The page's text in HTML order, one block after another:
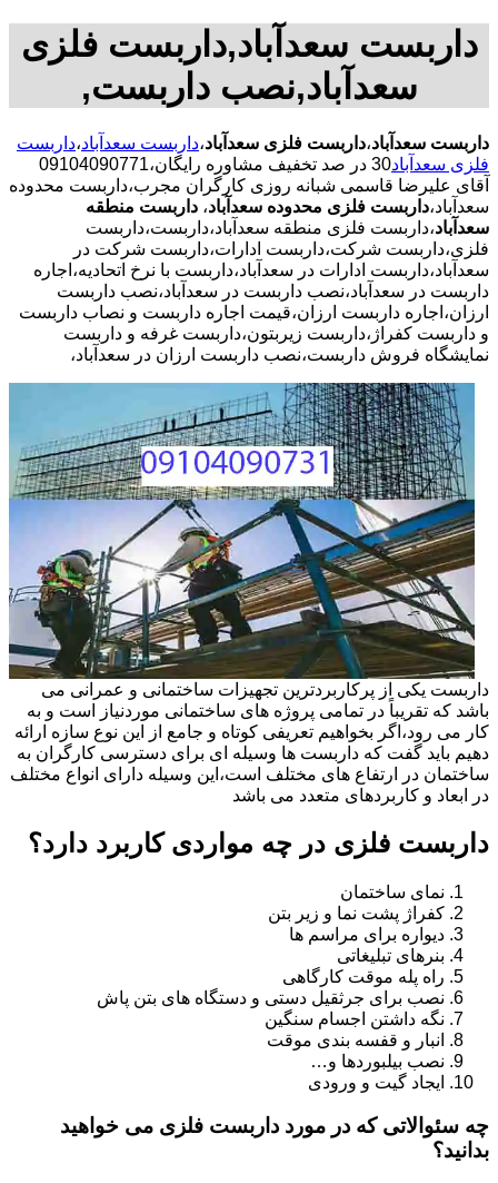
داربست سعدآباد,داربست فلزی
سعدآباد,نصب داربست,
داربست سعدآباد،داربست فلزی سعدآباد،داربست سعدآباد،داربست
فلزی سعدآباد
30 در صد تخفیف مشاوره رایگان،09104090771
آقای علیرضا قاسمی شبانه روزی کارگران مجرب،داربست محدوده
سعدآباد،داربست فلزی محدوده سعدآباد، داربست منطقه
سعدآباد،داربست فلزی منطقه سعدآباد،داربست،داربست
فلزی،داربست شرکت،داربست ادارات،داربست شرکت در
سعدآباد،داربست ادارات در سعدآباد،داربست با نرخ اتحادیه،اجاره
داربست در سعدآباد،نصب داربست در سعدآباد،نصب داربست
ارزان،اجاره داربست ارزان،قیمت اجاره داربست و نصاب داربست
و داربست کفراژ،داربست زیربتون،داربست غرفه و داربست
نمایشگاه فروش داربست،نصب داربست ارزان در سعدآباد،
داربست یکی از پرکاربردترین تجهیزات ساختمانی و عمرانی می
باشد که تقریباً در تمامی پروژه های ساختمانی موردنیاز است و به
کار می رود،اگر بخواهیم تعریفی کوتاه و جامع از این نوع سازه ارائه
دهیم باید گفت که داربست ها وسیله ای برای دسترسی کارگران به
ساختمان در ارتفاع های مختلف است،این وسیله دارای انواع مختلف
در ابعاد و کاربردهای متعدد می باشد
داربست فلزی در چه مواردی کاربرد دارد؟
نمای ساختمان
کفراژ پشت نما و زیر بتن
دیواره برای مراسم ها
بنرهای تبلیغاتی
راه پله موقت کارگاهی
نصب برای جرثقیل دستی و دستگاه های بتن پاش
نگه داشتن اجسام سنگین
انبار و قفسه بندی موقت
نصب بیلبوردها و…
ایجاد گیت و ورودی
چه سئوالاتی که در مورد داربست فلزی می خواهید
بدانید؟